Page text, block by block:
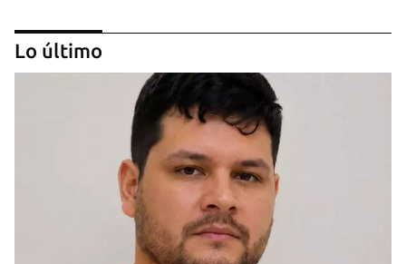
Lo que El Cangrejo no puede querer
Lo último